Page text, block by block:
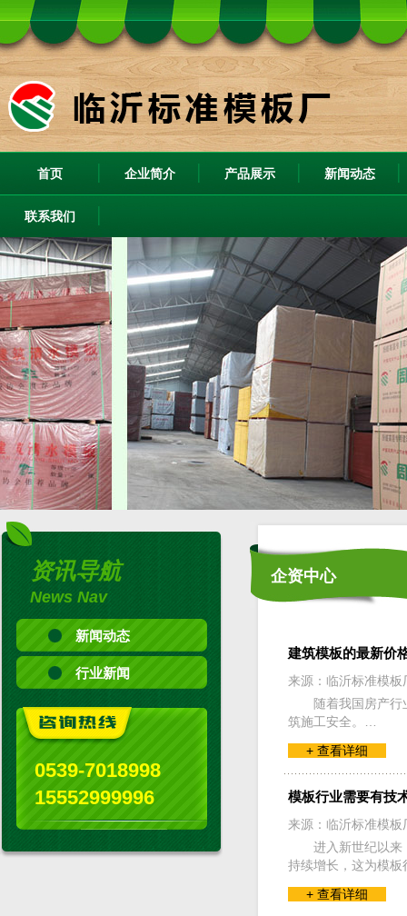
首页 企业简介 产品展示 新闻动态
联系我们
资讯导航
News Nav
新闻动态
行业新闻
0539-7018998
15552999996
企资中心
建筑模板的最新价
来源：临沂标准模
随着我国房产
筑施工安全。…
+ 查看详细
模板行业需要有技
来源：临沂标准模
进入新世纪以来
持续增长，这为模
+ 查看详细